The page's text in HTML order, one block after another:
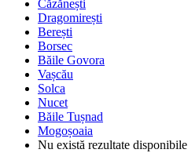
Căzănești
Dragomirești
Berești
Borsec
Băile Govora
Vașcău
Solca
Nucet
Băile Tușnad
Mogoșoaia
Nu există rezultate disponibile